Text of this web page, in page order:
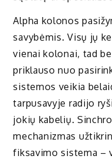
Alpha kolonos
savybėmis. Visų jų
vienai kolonai, tad
priklauso nuo
sistemos veikia
tarpusavyje radijo
jokių kabelių.
mechanizmas
fiksavimo sistema –